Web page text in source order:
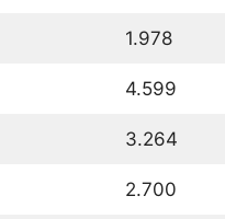
1.978
4.599
3.264
2.700